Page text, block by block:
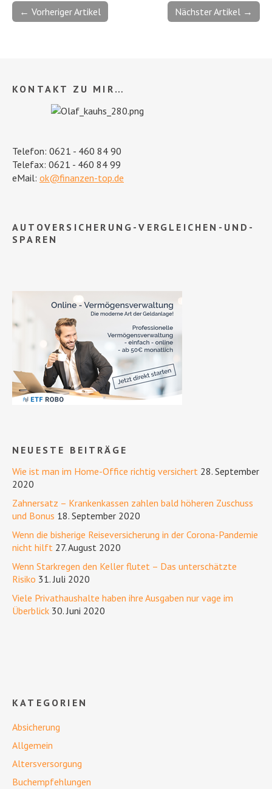
Nächster Artikel →
← Vorheriger Artikel
KONTAKT ZU MIR…
Telefon: 0621 - 460 84 90
Telefax: 0621 - 460 84 99
eMail: ok@finanzen-top.de
AUTOVERSICHERUNG-VERGLEICHEN-UND-
SPAREN
NEUESTE BEITRÄGE
Wie ist man im Home-Office richtig versichert 28. September
2020
Zahnersatz – Krankenkassen zahlen bald höheren Zuschuss
und Bonus 18. September 2020
Wenn die bisherige Reiseversicherung in der Corona-Pandemie
nicht hilft 27. August 2020
Wenn Starkregen den Keller flutet – Das unterschätzte
Risiko 31. Juli 2020
Viele Privathaushalte haben ihre Ausgaben nur vage im
Überblick 30. Juni 2020
KATEGORIEN
Absicherung
Allgemein
Altersversorgung
Buchempfehlungen